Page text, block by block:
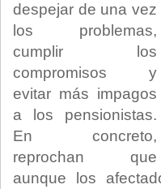
despejar de una vez
los problemas,
cumplir los
compromisos y
evitar más impagos
a los pensionistas.
En concreto,
reprochan que
aunque los